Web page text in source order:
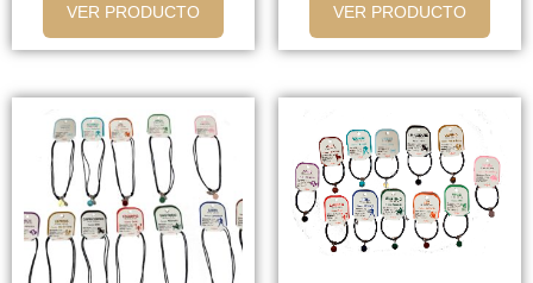
VER PRODUCTO VER PRODUCTO